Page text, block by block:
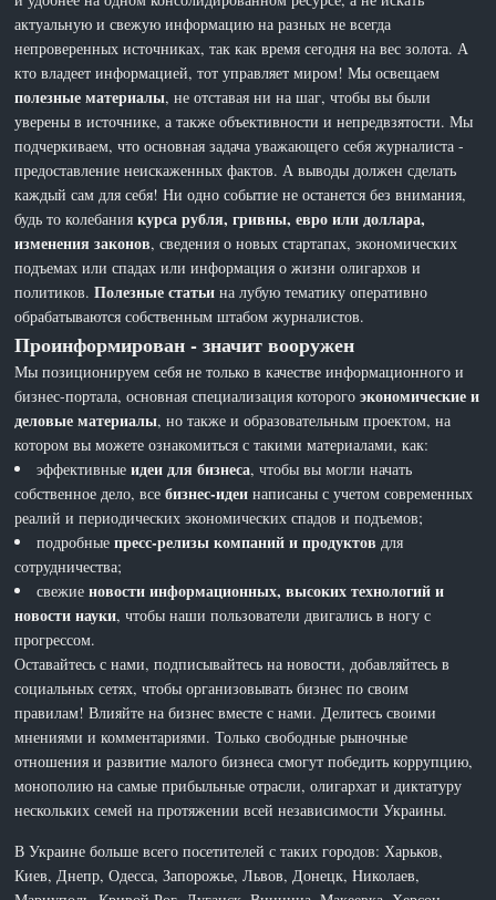
актуальную и свежую информацию на разных не всегда
непроверенных источниках, так как время сегодня на вес золота. А
кто владеет информацией, тот управляет миром! Мы освещаем
полезные материалы, не отставая ни на шаг, чтобы вы были
уверены в источнике, а также объективности и непредвзятости. Мы
подчеркиваем, что основная задача уважающего себя журналиста -
предоставление неискаженных фактов. А выводы должен сделать
каждый сам для себя! Ни одно событие не останется без внимания,
будь то колебаниякурса рубля, гривны, евро или доллара,
изменения законов, сведения о новых стартапах, экономических
подъемах или спадах или информация о жизни олигархов и
политиков.Полезные статьи на лубую тематику оперативно
обрабатываются собственным штабом журналистов.
Проинформирован - значит вооружен
Мы позиционируем себя не только в качестве информационного и
бизнес-портала, основная специализация которогоэкономические и
деловые материалы, но также и образовательным проектом, на
котором вы можете ознакомиться с такими материалами, как:
эффективныеидеи для бизнеса, чтобы вы могли начать
собственное дело, всебизнес-идеи написаны с учетом современных
реалий и периодических экономических спадов и подъемов;
подробныепресс-релизы компаний и продуктов для
сотрудничества;
свежиеновости информационных, высоких технологий и
новости науки, чтобы наши пользователи двигались в ногу с
прогрессом.
Оставайтесь с нами, подписывайтесь на новости, добавляйтесь в
социальных сетях, чтобы организовывать бизнес по своим
правилам! Влияйте на бизнес вместе с нами. Делитесь своими
мнениями и комментариями. Только свободные рыночные
отношения и развитие малого бизнеса смогут победить коррупцию,
монополию на самые прибыльные отрасли, олигархат и диктатуру
нескольких семей на протяжении всей независимости Украины.
В Украине больше всего посетителей с таких городов: Харьков,
Киев, Днепр, Одесса, Запорожье, Львов, Донецк, Николаев,